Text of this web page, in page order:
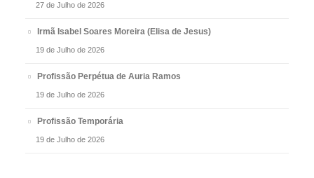
27 de Julho de 2026
Irmã Isabel Soares Moreira (Elisa de Jesus)
19 de Julho de 2026
Profissão Perpétua de Auria Ramos
19 de Julho de 2026
Profissão Temporária
19 de Julho de 2026